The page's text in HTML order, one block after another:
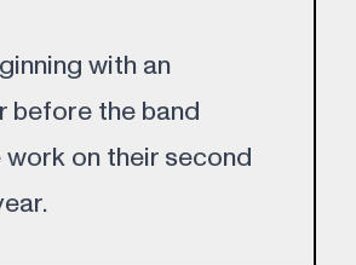
with an
before the band
on their second